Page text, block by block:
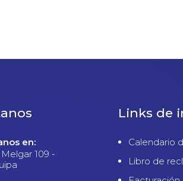
en:
109 -
Links de
Calendario
Libro de